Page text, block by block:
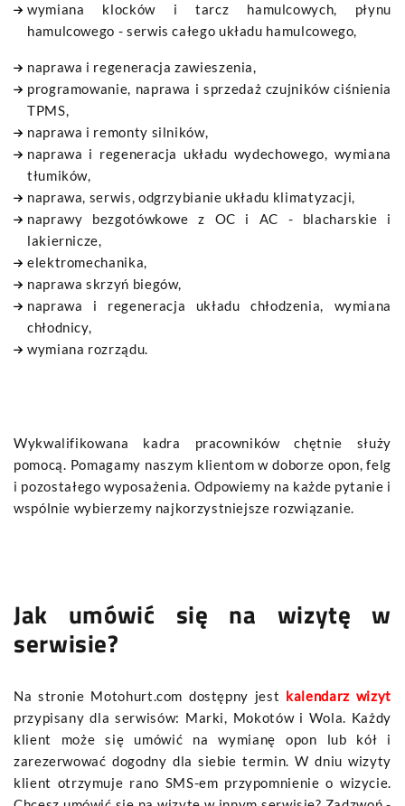
wymiana klocków i tarcz hamulcowych, płynu
hamulcowego - serwis całego układu hamulcowego,
naprawa i regeneracja zawieszenia,
programowanie, naprawa i sprzedaż czujników ciśnienia
TPMS,
naprawa i remonty silników,
naprawa i regeneracja układu wydechowego, wymiana
tłumików,
naprawa, serwis, odgrzybianie układu klimatyzacji,
naprawy bezgotówkowe z OC i AC - blacharskie i
lakiernicze,
elektromechanika,
naprawa skrzyń biegów,
naprawa i regeneracja układu chłodzenia, wymiana
chłodnicy,
wymiana rozrządu.
Wykwalifikowana kadra pracowników chętnie służy
pomocą. Pomagamy naszym klientom w doborze opon, felg
i pozostałego wyposażenia. Odpowiemy na każde pytanie i
wspólnie wybierzemy najkorzystniejsze rozwiązanie.
Jak umówić się na wizytę w
serwisie?
Na stronie Motohurt.com dostępny jest kalendarz wizyt
przypisany dla serwisów: Marki, Mokotów i Wola. Każdy
klient może się umówić na wymianę opon lub kół i
zarezerwować dogodny dla siebie termin. W dniu wizyty
klient otrzymuje rano SMS-em przypomnienie o wizycie.